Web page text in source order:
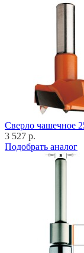
Cверло чашечное
3 527 р.
Подобрать аналог